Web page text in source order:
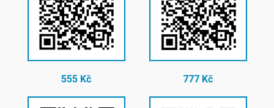
555 Kč 777 Kč